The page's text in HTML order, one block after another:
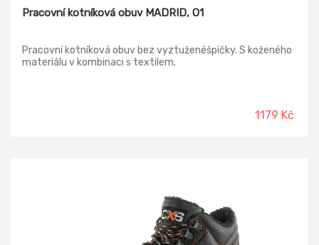
Pracovní kotníková obuv MADRID, O1
Pracovní kotníková obuv bez vyztuženéšpičky. S koženého
materiálu v kombinaci s textilem.
1179 Kč